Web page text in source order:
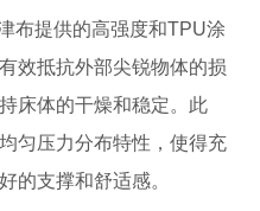
布提供的高强度和TPU涂
效抵抗外部尖锐物体的损
床体的干燥和稳定。此
匀压力分布特性，使得充
的支撑和舒适感。